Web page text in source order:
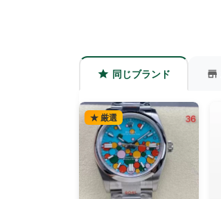
同じブランド
★ 厳選